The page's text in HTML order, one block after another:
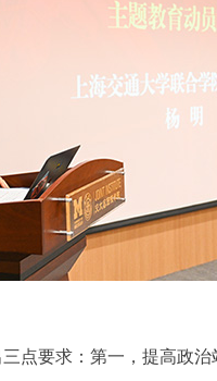
点要求：第一，提高政